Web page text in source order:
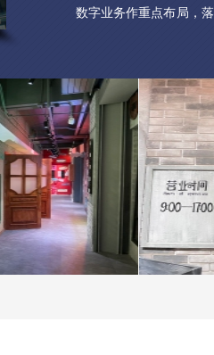
数字业务作重点布局，
完善的软硬件开发系统
虚拟数字场景、数字藏
线将继续专注于Web3.0